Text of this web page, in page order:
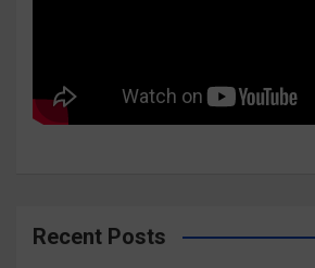
Recent Posts